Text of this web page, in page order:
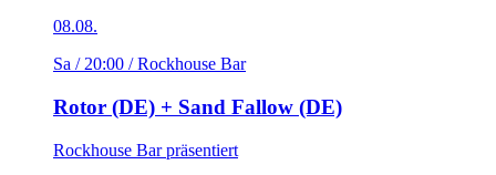
08.08.
Sa / 20:00 / Rockhouse Bar
Rotor (DE) + Sand Fallow (DE)
Rockhouse Bar präsentiert